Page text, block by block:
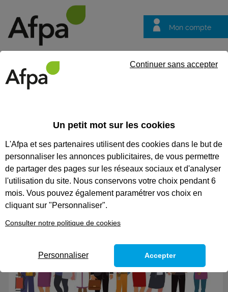
Mon compte
questions
CODES
AGENT DE SÛRETÉ ET DE
SÉCURITÉ PRIVÉE
Un petit mot sur les cookies
L'Afpa et ses partenaires utilisent des cookies dans le but de
personnaliser les annonces publicitaires, de vous permettre
de partager des pages sur les réseaux sociaux et d'analyser
l'utilisation du site. Nous conservons votre choix pendant 6
mois. Vous pouvez également paramétrer vos choix en
cliquant sur "Personnaliser".
Consulter notre politique de cookies
Continuer sans accepter
Personnaliser Accepter